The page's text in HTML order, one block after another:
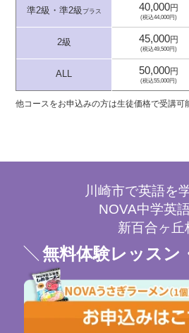
準2級・準2級 プラス 40,000円
(税込44,000円)
2級 45,000円
(税込49,500円)
ALL 50,000円
(税込55,000円)
他コースをお申込みの方は生徒価格で受講可
川崎市で英語を
NOVA中学英
新百合ヶ丘
無料体験レッスン